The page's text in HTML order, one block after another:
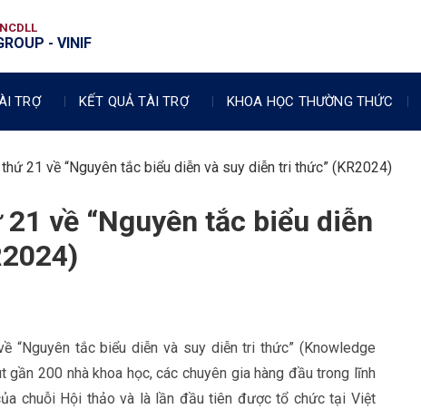
- VINIF
TRỢ KẾT QUẢ TÀI TRỢ KHOA HỌC THƯỜNG THỨC
21 về “Nguyên tắc biểu diễn và suy diễn tri thức” (KR2024)
về “Nguyên tắc biểu diễn
tắc biểu diễn và suy diễn tri thức” (Knowledge
200 nhà khoa học, các chuyên gia hàng đầu trong lĩnh
chuỗi Hội thảo và là lần đầu tiên được tổ chức tại Việt